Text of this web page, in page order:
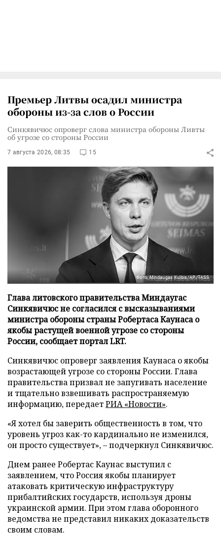
Премьер Литвы осадил министра
обороны из-за слов о России
Синкявичюс опроверг слова министра обороны Ливты
об угрозе со стороны России
7 августа 2026, 08:35 15
Фото: Mindaugas Kulbis/AP/TASS
Глава литовского правительства Миндаугас
Синкявичюс не согласился с высказываниями
министра обороны страны Робертаса Каунаса о
якобы растущей военной угрозе со стороны
России, сообщает портал LRT.
Синкявичюс опроверг заявления Каунаса о якобы
возрастающей угрозе со стороны России. Глава
правительства призвал не запугивать население
и тщательно взвешивать распространяемую
информацию, передаетРИА «Новости».
«Я хотел бы заверить общественность в том, что
уровень угроз как-то кардинально не изменился,
он просто существует», – подчеркнул Синкявичюс.
Днем ранее Робертас Каунас выступил с
заявлением, что Россия якобы планирует
атаковать критическую инфраструктуру
прибалтийских государств, используя дроны
украинской армии. При этом глава оборонного
ведомства не представил никаких доказательств
своим словам.